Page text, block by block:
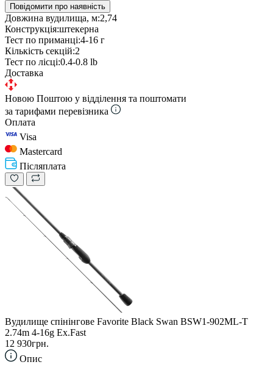
Повідомити про наявність
Довжина вудилища, м:2,74
Конструкція:штекерна
Тест по приманці:4-16 г
Кількість секцій:2
Тест по лісці:0.4-0.8 lb
Доставка
Новою Поштою у відділення та поштомати
за тарифами перевізника
Оплата
Visa
Mastercard
Післяплата
Вудилище спінінгове Favorite Black Swan BSW1-902ML-T
2.74m 4-16g Ex.Fast
12 930грн.
Опис